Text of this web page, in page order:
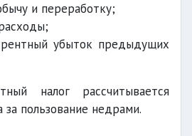
и переработку;
убыток предыдущих
налог рассчитывается
за пользование недрами.